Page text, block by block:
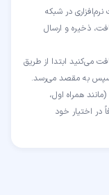
در شبکه
ذخیره و ارسال
می‌کنید ابتدا از طریق
همراه اول،
در اختیار خود